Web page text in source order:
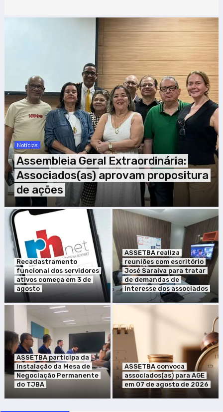
Notícias
Assembleia Geral Extraordinária:
Associados(as) aprovam propositura
de ações
Recadastramento
funcional dos servidores
ativos começa em 3 de
agosto
ASSETBA realiza
reuniões com escritório
José Saraiva para tratar
de demandas de
interesse dos associados
ASSETBA participa da
instalação da Mesa de
Negociação Permanente
do TJBA
ASSETBA convoca
associados(as) para AGE
em 07 de agosto de 2026